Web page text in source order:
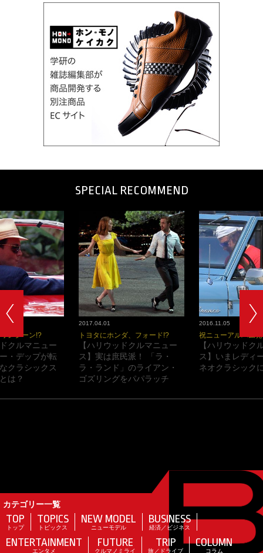
SPECIAL RECOMMEND
2017.04.01
トヨタにホンダ、フォード!?
【ハリウッドクルマニュー
ス】実は庶民派！ 「ラ・
ラ・ランド」のライアン・
ゴズリングをパパラッチ
2016.11.05
祝ニューアルバム
【ハリウッドク
ス】いまレディ
ネオクラシック
ンシーン!?
クルマニュー
・デップが転
クラシックス
は？
カテゴリー一覧
TOP
トップ
TOPICS
トピックス
NEW MODEL
ニューモデル
BUSINESS
経済／ビジネス
ENTERTAINMENT
エンタメ
FUTURE
クルマノミライ
TRIP
旅／ドライブ
COLUMN
コラム